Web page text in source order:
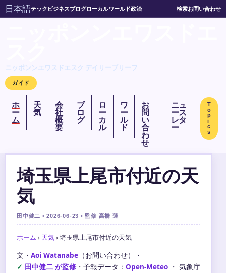
日本語テック ビジネスブログローカルワールド政治 検索お問い合わせ
ニッポンンエワスドエスク デイリーブリーフ
ガイド
ホ
ー
ム
天
気
会
社
概
要
ブ
ロ
グ
ロ
ー
カ
ル
ワ
ー
ル
ド
お
問
い
合
わ
せ
ニュ
ース
レタ
ー
T
o
p
i
c
s
埼玉県上尾市付近の天
気
田中健二 • 2026-06-23 • 監修 高橋 蓮
ホーム › 天気›埼玉県上尾市付近の天気
文・ Aoi Watanabe （お問い合わせ）
・
田中健二 が監修 ・ 予報データ： Open-Meteo ・ 気象庁